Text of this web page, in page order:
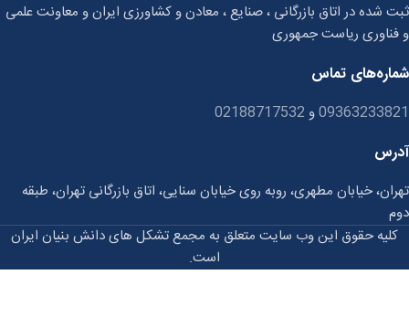
ثبت شده در اتاق بازرگانی ، صنایع ، معادن و کشاورزی ایران و معاونت علمی
و فناوری ریاست جمهوری
شماره‌های تماس
09363233821و 02188717532
آدرس
تهران، خیابان مطهری، روبه روی خیابان سنایی، اتاق بازرگانی تهران، طبقه
دوم
کلیه حقوق این وب سایت متعلق به مجمع تشکل های دانش بنیان ایران
است.